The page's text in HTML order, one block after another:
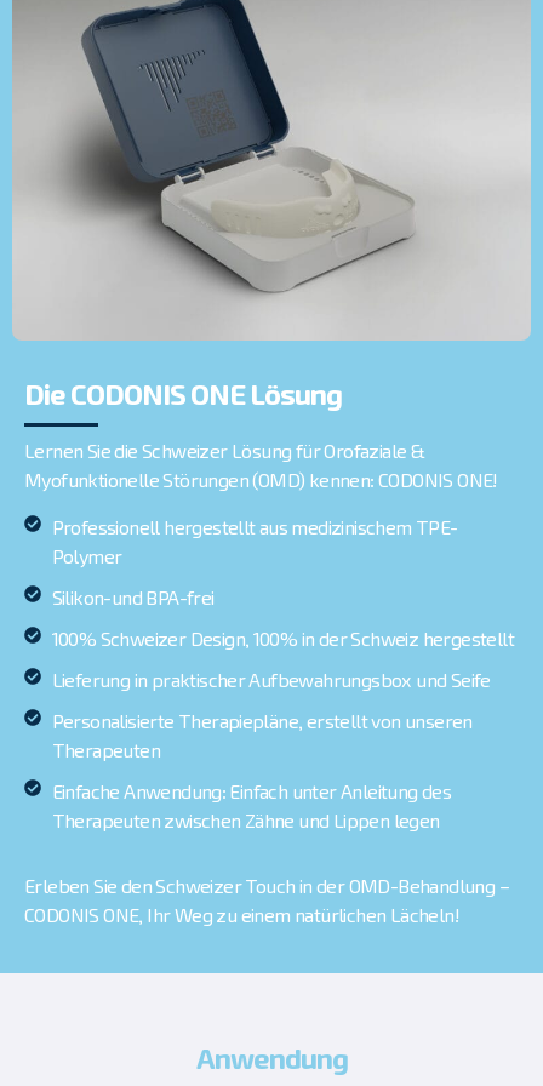
Die CODONIS ONE Lösung
Lernen Sie die Schweizer Lösung für Orofaziale &
Myofunktionelle Störungen (OMD) kennen: CODONIS ONE!
Professionell hergestellt aus medizinischem TPE-
Polymer
Silikon-und BPA-frei
100% Schweizer Design, 100% in der Schweiz hergestellt
Lieferung in praktischer Aufbewahrungsbox und Seife
Personalisierte Therapiepläne, erstellt von unseren
Therapeuten
Einfache Anwendung: Einfach unter Anleitung des
Therapeuten zwischen Zähne und Lippen legen
Erleben Sie den Schweizer Touch in der OMD-Behandlung –
CODONIS ONE, Ihr Weg zu einem natürlichen Lächeln!
Anwendung